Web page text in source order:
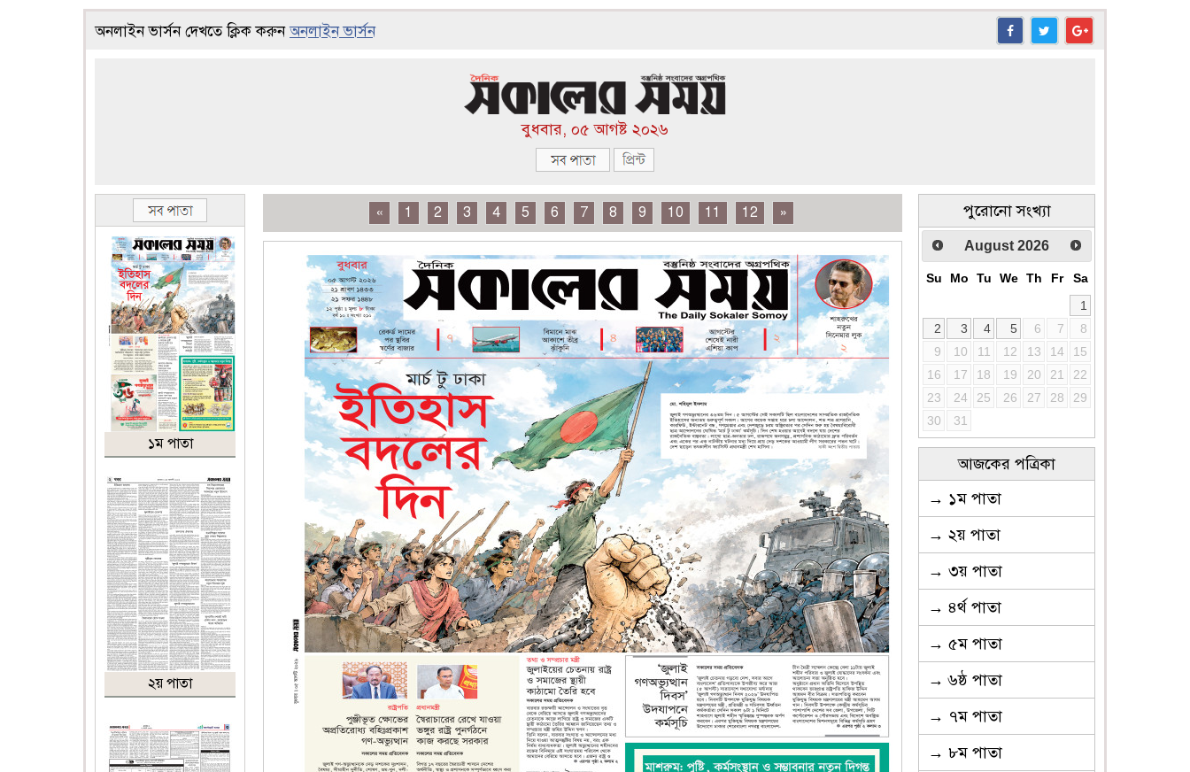
অনলাইন ভার্সন দেখতে ক্লিক করুনঅনলাইন ভার্সন
বুধবার, ০৫ আগষ্ট ২০২৬
১ম পাতা
২য় পাতা
« 1 2 3 4 5 6 7 8 9 10 11 12 » পুরোনো সংখ্যা
August 2026
Su Mo Tu We Th Fr
Sa
1
2
3 4 5 6 7
8
9
10 11 12 13 14
15
16
17 18 19 20 21
22
23
24 25 26 27 28
29
30
31
আজকের পত্রিকা
→ ১ম পাতা
→ ২য় পাতা
→ ৩য় পাতা
→ ৪র্থ পাতা
→ ৫ম পাতা
→ ৬ষ্ঠ পাতা
→ ৭ম পাতা
→ ৮ম পাতা